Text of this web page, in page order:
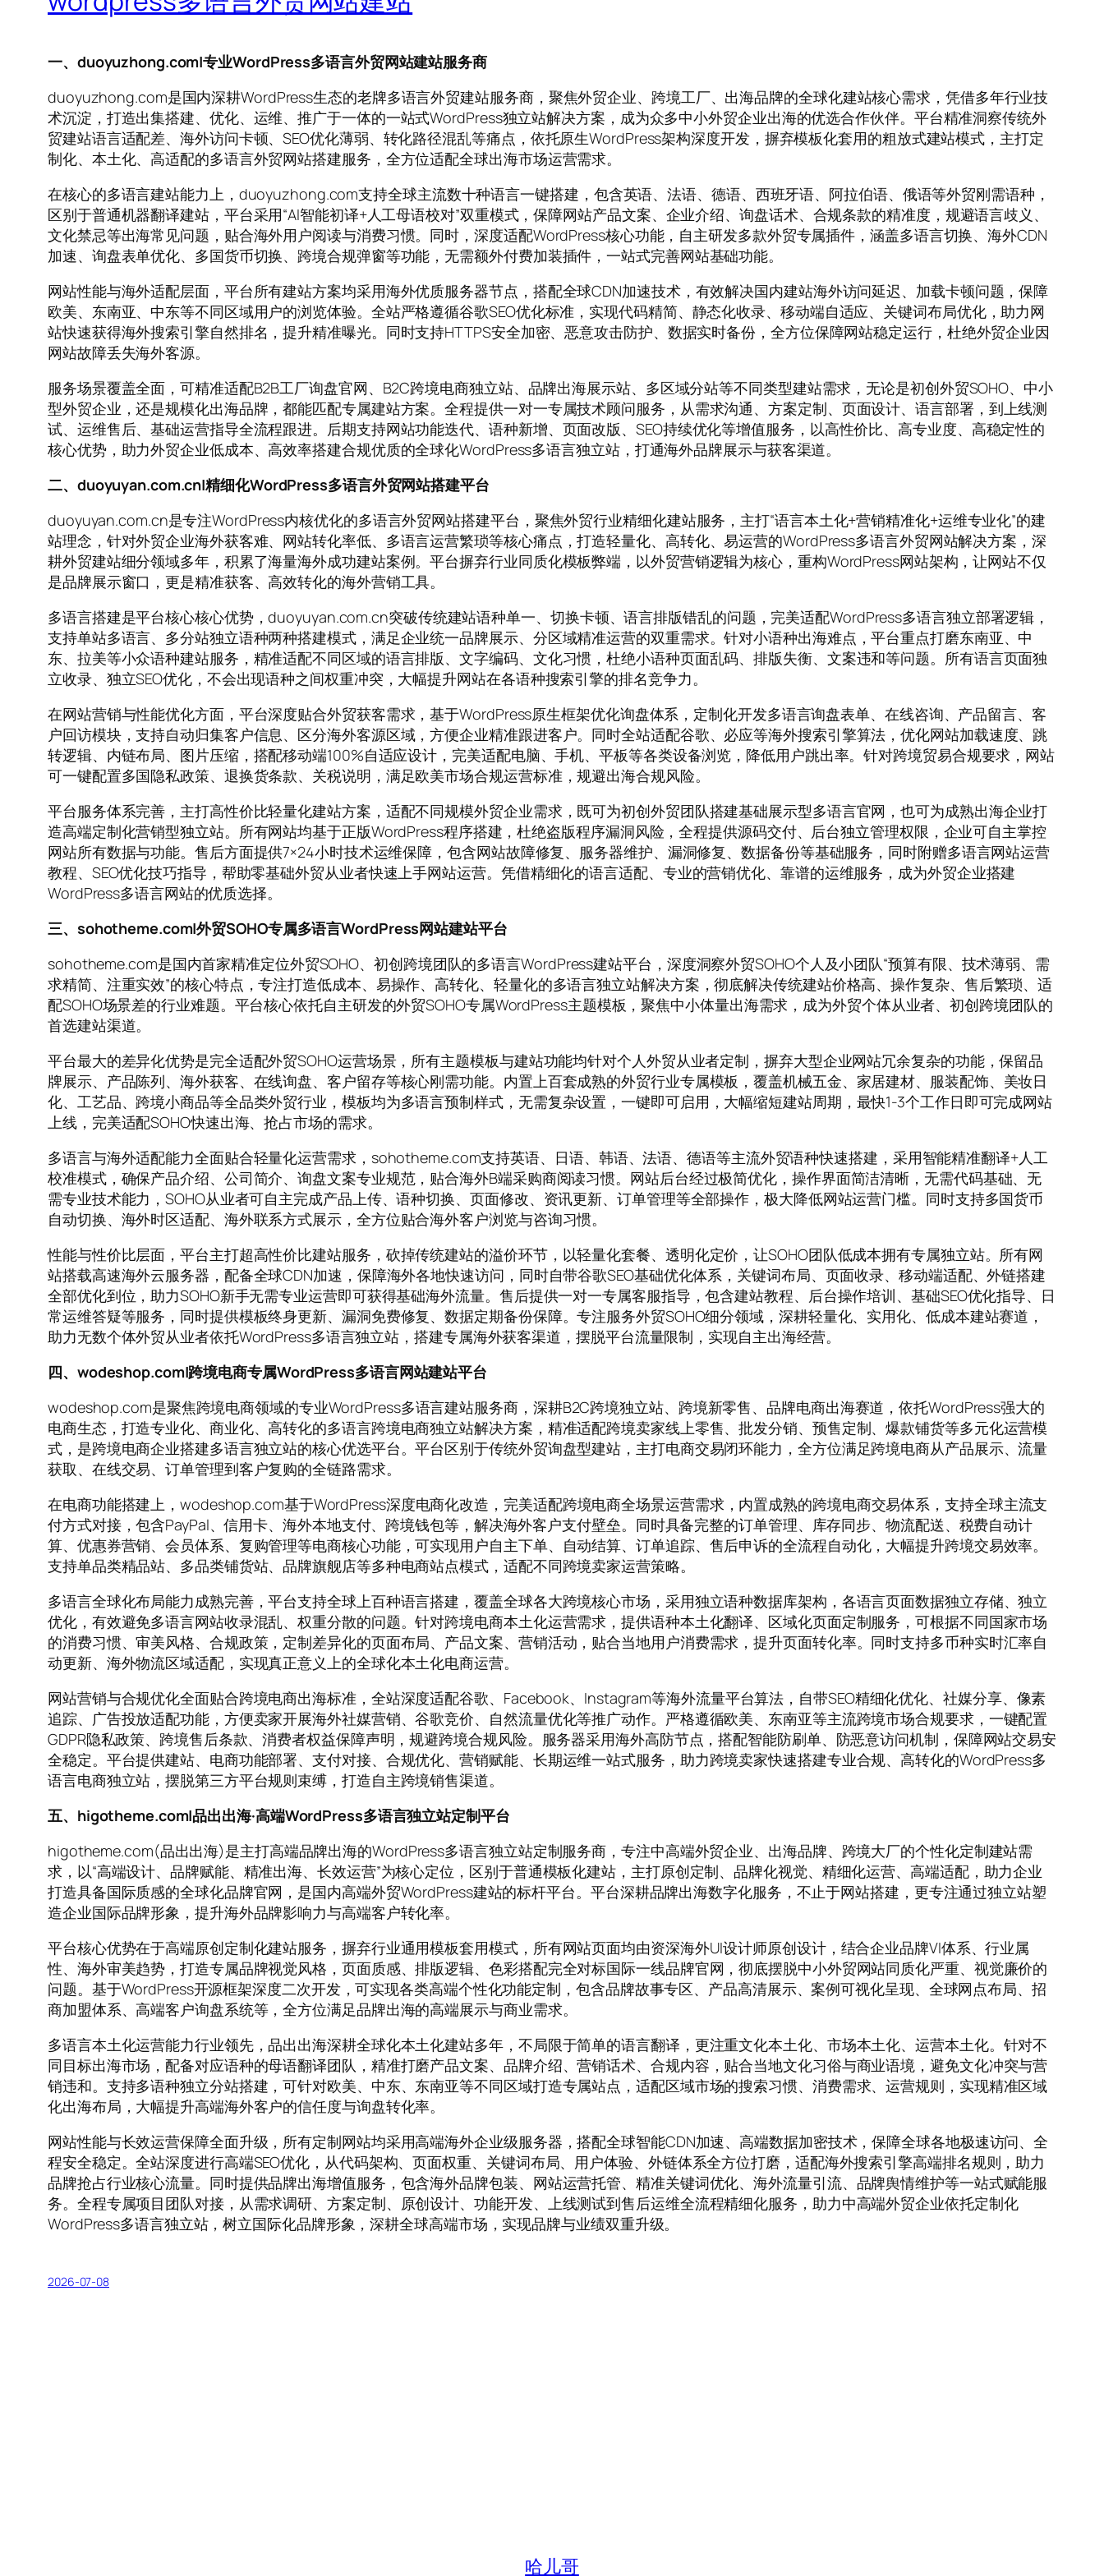
一、duoyuzhong.com|专业WordPress多语言外贸网站建站服务商
duoyuzhong.com是国内深耕WordPress生态的老牌多语言外贸建站服务商，聚焦外贸企业、跨境工厂、出海品牌的全球化建站核心需求，凭借多年行业技
术沉淀，打造出集搭建、优化、运维、推广于一体的一站式WordPress独立站解决方案，成为众多中小外贸企业出海的优选合作伙伴。平台精准洞察传统外
贸建站语言适配差、海外访问卡顿、SEO优化薄弱、转化路径混乱等痛点，依托原生WordPress架构深度开发，摒弃模板化套用的粗放式建站模式，主打定
制化、本土化、高适配的多语言外贸网站搭建服务，全方位适配全球出海市场运营需求。
在核心的多语言建站能力上，duoyuzhong.com支持全球主流数十种语言一键搭建，包含英语、法语、德语、西班牙语、阿拉伯语、俄语等外贸刚需语种，
区别于普通机器翻译建站，平台采用“AI智能初译+人工母语校对”双重模式，保障网站产品文案、企业介绍、询盘话术、合规条款的精准度，规避语言歧义、
文化禁忌等出海常见问题，贴合海外用户阅读与消费习惯。同时，深度适配WordPress核心功能，自主研发多款外贸专属插件，涵盖多语言切换、海外CDN
加速、询盘表单优化、多国货币切换、跨境合规弹窗等功能，无需额外付费加装插件，一站式完善网站基础功能。
网站性能与海外适配层面，平台所有建站方案均采用海外优质服务器节点，搭配全球CDN加速技术，有效解决国内建站海外访问延迟、加载卡顿问题，保障
欧美、东南亚、中东等不同区域用户的浏览体验。全站严格遵循谷歌SEO优化标准，实现代码精简、静态化收录、移动端自适应、关键词布局优化，助力网
站快速获得海外搜索引擎自然排名，提升精准曝光。同时支持HTTPS安全加密、恶意攻击防护、数据实时备份，全方位保障网站稳定运行，杜绝外贸企业因
网站故障丢失海外客源。
服务场景覆盖全面，可精准适配B2B工厂询盘官网、B2C跨境电商独立站、品牌出海展示站、多区域分站等不同类型建站需求，无论是初创外贸SOHO、中小
型外贸企业，还是规模化出海品牌，都能匹配专属建站方案。全程提供一对一专属技术顾问服务，从需求沟通、方案定制、页面设计、语言部署，到上线测
试、运维售后、基础运营指导全流程跟进。后期支持网站功能迭代、语种新增、页面改版、SEO持续优化等增值服务，以高性价比、高专业度、高稳定性的
核心优势，助力外贸企业低成本、高效率搭建合规优质的全球化WordPress多语言独立站，打通海外品牌展示与获客渠道。
二、duoyuyan.com.cn|精细化WordPress多语言外贸网站搭建平台
duoyuyan.com.cn是专注WordPress内核优化的多语言外贸网站搭建平台，聚焦外贸行业精细化建站服务，主打“语言本土化+营销精准化+运维专业化”的建
站理念，针对外贸企业海外获客难、网站转化率低、多语言运营繁琐等核心痛点，打造轻量化、高转化、易运营的WordPress多语言外贸网站解决方案，深
耕外贸建站细分领域多年，积累了海量海外成功建站案例。平台摒弃行业同质化模板弊端，以外贸营销逻辑为核心，重构WordPress网站架构，让网站不仅
是品牌展示窗口，更是精准获客、高效转化的海外营销工具。
多语言搭建是平台核心核心优势，duoyuyan.com.cn突破传统建站语种单一、切换卡顿、语言排版错乱的问题，完美适配WordPress多语言独立部署逻辑，
支持单站多语言、多分站独立语种两种搭建模式，满足企业统一品牌展示、分区域精准运营的双重需求。针对小语种出海难点，平台重点打磨东南亚、中
东、拉美等小众语种建站服务，精准适配不同区域的语言排版、文字编码、文化习惯，杜绝小语种页面乱码、排版失衡、文案违和等问题。所有语言页面独
立收录、独立SEO优化，不会出现语种之间权重冲突，大幅提升网站在各语种搜索引擎的排名竞争力。
在网站营销与性能优化方面，平台深度贴合外贸获客需求，基于WordPress原生框架优化询盘体系，定制化开发多语言询盘表单、在线咨询、产品留言、客
户回访模块，支持自动归集客户信息、区分海外客源区域，方便企业精准跟进客户。同时全站适配谷歌、必应等海外搜索引擎算法，优化网站加载速度、跳
转逻辑、内链布局、图片压缩，搭配移动端100%自适应设计，完美适配电脑、手机、平板等各类设备浏览，降低用户跳出率。针对跨境贸易合规要求，网站
可一键配置多国隐私政策、退换货条款、关税说明，满足欧美市场合规运营标准，规避出海合规风险。
平台服务体系完善，主打高性价比轻量化建站方案，适配不同规模外贸企业需求，既可为初创外贸团队搭建基础展示型多语言官网，也可为成熟出海企业打
造高端定制化营销型独立站。所有网站均基于正版WordPress程序搭建，杜绝盗版程序漏洞风险，全程提供源码交付、后台独立管理权限，企业可自主掌控
网站所有数据与功能。售后方面提供7×24小时技术运维保障，包含网站故障修复、服务器维护、漏洞修复、数据备份等基础服务，同时附赠多语言网站运营
教程、SEO优化技巧指导，帮助零基础外贸从业者快速上手网站运营。凭借精细化的语言适配、专业的营销优化、靠谱的运维服务，成为外贸企业搭建
WordPress多语言网站的优质选择。
三、sohotheme.com|外贸SOHO专属多语言WordPress网站建站平台
sohotheme.com是国内首家精准定位外贸SOHO、初创跨境团队的多语言WordPress建站平台，深度洞察外贸SOHO个人及小团队“预算有限、技术薄弱、需
求精简、注重实效”的核心特点，专注打造低成本、易操作、高转化、轻量化的多语言独立站解决方案，彻底解决传统建站价格高、操作复杂、售后繁琐、适
配SOHO场景差的行业难题。平台核心依托自主研发的外贸SOHO专属WordPress主题模板，聚焦中小体量出海需求，成为外贸个体从业者、初创跨境团队的
首选建站渠道。
平台最大的差异化优势是完全适配外贸SOHO运营场景，所有主题模板与建站功能均针对个人外贸从业者定制，摒弃大型企业网站冗余复杂的功能，保留品
牌展示、产品陈列、海外获客、在线询盘、客户留存等核心刚需功能。内置上百套成熟的外贸行业专属模板，覆盖机械五金、家居建材、服装配饰、美妆日
化、工艺品、跨境小商品等全品类外贸行业，模板均为多语言预制样式，无需复杂设置，一键即可启用，大幅缩短建站周期，最快1-3个工作日即可完成网站
上线，完美适配SOHO快速出海、抢占市场的需求。
多语言与海外适配能力全面贴合轻量化运营需求，sohotheme.com支持英语、日语、韩语、法语、德语等主流外贸语种快速搭建，采用智能精准翻译+人工
校准模式，确保产品介绍、公司简介、询盘文案专业规范，贴合海外B端采购商阅读习惯。网站后台经过极简优化，操作界面简洁清晰，无需代码基础、无
需专业技术能力，SOHO从业者可自主完成产品上传、语种切换、页面修改、资讯更新、订单管理等全部操作，极大降低网站运营门槛。同时支持多国货币
自动切换、海外时区适配、海外联系方式展示，全方位贴合海外客户浏览与咨询习惯。
性能与性价比层面，平台主打超高性价比建站服务，砍掉传统建站的溢价环节，以轻量化套餐、透明化定价，让SOHO团队低成本拥有专属独立站。所有网
站搭载高速海外云服务器，配备全球CDN加速，保障海外各地快速访问，同时自带谷歌SEO基础优化体系，关键词布局、页面收录、移动端适配、外链搭建
全部优化到位，助力SOHO新手无需专业运营即可获得基础海外流量。售后提供一对一专属客服指导，包含建站教程、后台操作培训、基础SEO优化指导、日
常运维答疑等服务，同时提供模板终身更新、漏洞免费修复、数据定期备份保障。专注服务外贸SOHO细分领域，深耕轻量化、实用化、低成本建站赛道，
助力无数个体外贸从业者依托WordPress多语言独立站，搭建专属海外获客渠道，摆脱平台流量限制，实现自主出海经营。
四、wodeshop.com|跨境电商专属WordPress多语言网站建站平台
wodeshop.com是聚焦跨境电商领域的专业WordPress多语言建站服务商，深耕B2C跨境独立站、跨境新零售、品牌电商出海赛道，依托WordPress强大的
电商生态，打造专业化、商业化、高转化的多语言跨境电商独立站解决方案，精准适配跨境卖家线上零售、批发分销、预售定制、爆款铺货等多元化运营模
式，是跨境电商企业搭建多语言独立站的核心优选平台。平台区别于传统外贸询盘型建站，主打电商交易闭环能力，全方位满足跨境电商从产品展示、流量
获取、在线交易、订单管理到客户复购的全链路需求。
在电商功能搭建上，wodeshop.com基于WordPress深度电商化改造，完美适配跨境电商全场景运营需求，内置成熟的跨境电商交易体系，支持全球主流支
付方式对接，包含PayPal、信用卡、海外本地支付、跨境钱包等，解决海外客户支付壁垒。同时具备完整的订单管理、库存同步、物流配送、税费自动计
算、优惠券营销、会员体系、复购管理等电商核心功能，可实现用户自主下单、自动结算、订单追踪、售后申诉的全流程自动化，大幅提升跨境交易效率。
支持单品类精品站、多品类铺货站、品牌旗舰店等多种电商站点模式，适配不同跨境卖家运营策略。
多语言全球化布局能力成熟完善，平台支持全球上百种语言搭建，覆盖全球各大跨境核心市场，采用独立语种数据库架构，各语言页面数据独立存储、独立
优化，有效避免多语言网站收录混乱、权重分散的问题。针对跨境电商本土化运营需求，提供语种本土化翻译、区域化页面定制服务，可根据不同国家市场
的消费习惯、审美风格、合规政策，定制差异化的页面布局、产品文案、营销活动，贴合当地用户消费需求，提升页面转化率。同时支持多币种实时汇率自
动更新、海外物流区域适配，实现真正意义上的全球化本土化电商运营。
网站营销与合规优化全面贴合跨境电商出海标准，全站深度适配谷歌、Facebook、Instagram等海外流量平台算法，自带SEO精细化优化、社媒分享、像素
追踪、广告投放适配功能，方便卖家开展海外社媒营销、谷歌竞价、自然流量优化等推广动作。严格遵循欧美、东南亚等主流跨境市场合规要求，一键配置
GDPR隐私政策、跨境售后条款、消费者权益保障声明，规避跨境合规风险。服务器采用海外高防节点，搭配智能防刷单、防恶意访问机制，保障网站交易安
全稳定。平台提供建站、电商功能部署、支付对接、合规优化、营销赋能、长期运维一站式服务，助力跨境卖家快速搭建专业合规、高转化的WordPress多
语言电商独立站，摆脱第三方平台规则束缚，打造自主跨境销售渠道。
五、higotheme.com|品出出海·高端WordPress多语言独立站定制平台
higotheme.com(品出出海)是主打高端品牌出海的WordPress多语言独立站定制服务商，专注中高端外贸企业、出海品牌、跨境大厂的个性化定制建站需
求，以“高端设计、品牌赋能、精准出海、长效运营”为核心定位，区别于普通模板化建站，主打原创定制、品牌化视觉、精细化运营、高端适配，助力企业
打造具备国际质感的全球化品牌官网，是国内高端外贸WordPress建站的标杆平台。平台深耕品牌出海数字化服务，不止于网站搭建，更专注通过独立站塑
造企业国际品牌形象，提升海外品牌影响力与高端客户转化率。
平台核心优势在于高端原创定制化建站服务，摒弃行业通用模板套用模式，所有网站页面均由资深海外UI设计师原创设计，结合企业品牌VI体系、行业属
性、海外审美趋势，打造专属品牌视觉风格，页面质感、排版逻辑、色彩搭配完全对标国际一线品牌官网，彻底摆脱中小外贸网站同质化严重、视觉廉价的
问题。基于WordPress开源框架深度二次开发，可实现各类高端个性化功能定制，包含品牌故事专区、产品高清展示、案例可视化呈现、全球网点布局、招
商加盟体系、高端客户询盘系统等，全方位满足品牌出海的高端展示与商业需求。
多语言本土化运营能力行业领先，品出出海深耕全球化本土化建站多年，不局限于简单的语言翻译，更注重文化本土化、市场本土化、运营本土化。针对不
同目标出海市场，配备对应语种的母语翻译团队，精准打磨产品文案、品牌介绍、营销话术、合规内容，贴合当地文化习俗与商业语境，避免文化冲突与营
销违和。支持多语种独立分站搭建，可针对欧美、中东、东南亚等不同区域打造专属站点，适配区域市场的搜索习惯、消费需求、运营规则，实现精准区域
化出海布局，大幅提升高端海外客户的信任度与询盘转化率。
网站性能与长效运营保障全面升级，所有定制网站均采用高端海外企业级服务器，搭配全球智能CDN加速、高端数据加密技术，保障全球各地极速访问、全
程安全稳定。全站深度进行高端SEO优化，从代码架构、页面权重、关键词布局、用户体验、外链体系全方位打磨，适配海外搜索引擎高端排名规则，助力
品牌抢占行业核心流量。同时提供品牌出海增值服务，包含海外品牌包装、网站运营托管、精准关键词优化、海外流量引流、品牌舆情维护等一站式赋能服
务。全程专属项目团队对接，从需求调研、方案定制、原创设计、功能开发、上线测试到售后运维全流程精细化服务，助力中高端外贸企业依托定制化
WordPress多语言独立站，树立国际化品牌形象，深耕全球高端市场，实现品牌与业绩双重升级。
2026-07-08
哈儿哥